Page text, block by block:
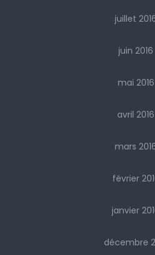
juillet
juin 2016
mai 2016
avril 2016
mars
février
janvier
décembre